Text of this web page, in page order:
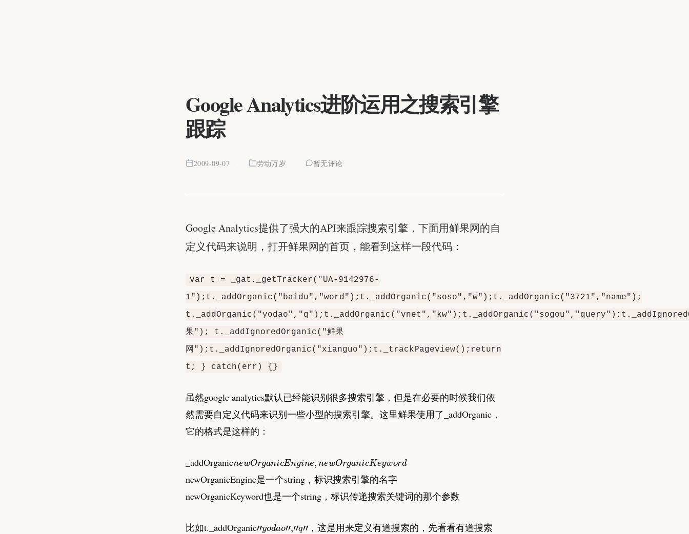
Google Analytics进阶运用之搜索引擎
跟踪
2009-09-07 劳动万岁 暂无评论
Google Analytics提供了强大的API来跟踪搜索引擎，下面用鲜果网的自
定义代码来说明，打开鲜果网的首页，能看到这样一段代码：
var t = _gat._getTracker("UA-9142976-
1");t._addOrganic("baidu","word");t._addOrganic("soso","w");t._addOrganic("3721","name");
果"); t._addIgnoredOrganic("鲜果
网");t._addIgnoredOrganic("xianguo");t._trackPageview();return
t; } catch(err) {}
虽然google analytics默认已经能识别很多搜索引擎，但是在必要的时候我们依
然需要自定义代码来识别一些小型的搜索引擎。这里鲜果使用了_addOrganic ，
它的格式是这样的：
_addOrganic Or E ng e an y wor
newOrganicEngine是一个string，标识搜索引擎的名字
newOrganicKeyword也是一个string，标识传递搜索关键词的那个参数
比如t._addOrganic a
，这是用来定义有道搜索的，先看看有道搜索